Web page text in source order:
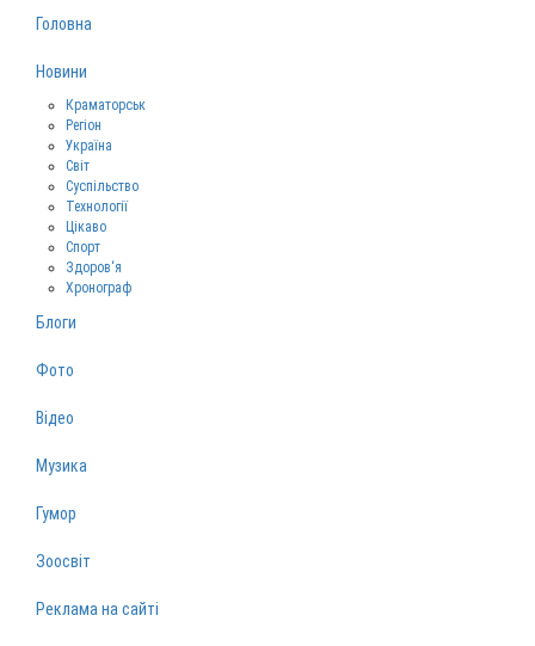
Головна
Новини
Краматорськ
Регіон
Україна
Світ
Суспільство
Технології
Цікаво
Спорт
Здоров‘я
Хронограф
Блоги
Фото
Відео
Музика
Гумор
Зоосвіт
Реклама на сайті